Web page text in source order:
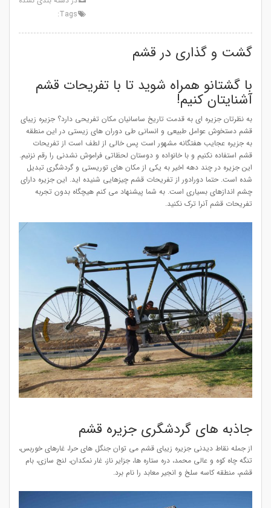
Tags:
گشت و گذاری در قشم
با گشتانو همراه شوید تا با تفریحات قشم
آشنایتان کنیم!
به نظرتان جزیره ای به قدمت تاریخ ساسانیان مکان تفریحی دارد؟ جزیره زیبای
قشم دستخوش عوامل طبیعی و انسانی طی دوران های زیستی در این منطقه
به جزیره عجایب هفتگانه مشهور است پس خالی از لطف است از تفریحات
قشم استفاده نکنیم و با خانواده و دوستان لحظاتی فراموش نشدنی را رقم نزنیم.
این جزیره در چند دهه اخیر به یکی از مکان ‌های توریستی و گردشگری تبدیل
شده ‌است. حتما دورادور از تفریحات قشم چیزهایی شنیده اید. این جزیره دارای
چشم اندازهای بسیاری است. به شما پیشنهاد می کنم هیچگاه بدون تجربه
تفریحات قشم آنرا ترک نکنید.
جاذبه های گردشگری جزیره قشم
از جمله نقاط دیدنی جزیره زیبای قشم می توان جنگل‌ های حرا، غارهای خوربس،
تنگه چاه کوه و عالی محمد، دره ستاره ‌ها، جزایر ناز، غار نمکدان، لنج سازی، بام
قشم، منطقه‌ کاسه سلخ و انجیر معابد را نام برد.